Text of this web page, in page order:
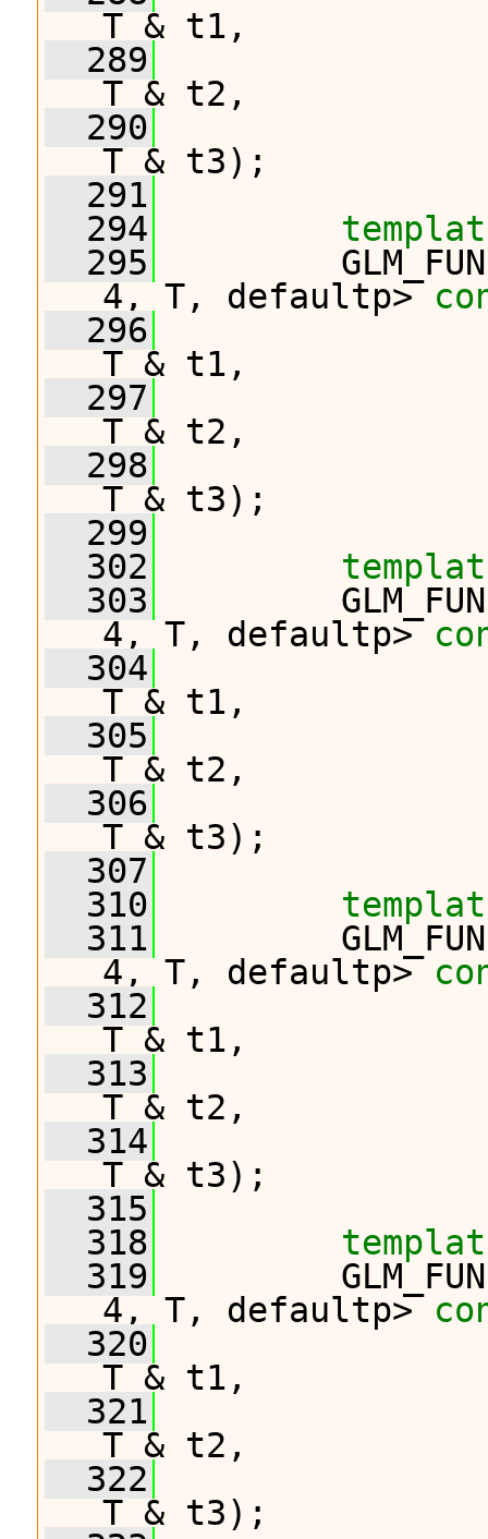
T & t1,
  289
T & t2,
  290
T & t3);
  291
  294
  295
4, T, defaultp>
  296
T & t1,
  297
T & t2,
  298
T & t3);
  299
  302
  303
4, T, defaultp>
  304
T & t1,
  305
T & t2,
  306
T & t3);
  307
  310
  311
4, T, defaultp>
  312
T & t1,
  313
T & t2,
  314
T & t3);
  315
  318
  319
4, T, defaultp>
  320
T & t1,
  321
T & t2,
  322
T & t3);